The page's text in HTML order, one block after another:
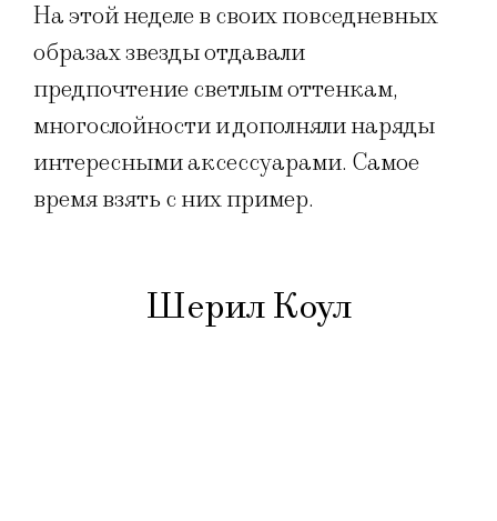
На этой неделе в своих повседневных
образах звезды отдавали
предпочтение светлым оттенкам,
многослойности и дополняли наряды
интересными аксессуарами. Самое
время взять с них пример.
Шерил Коул